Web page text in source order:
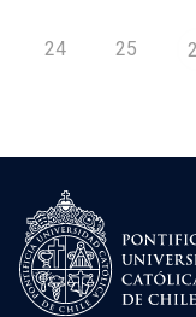
24 25